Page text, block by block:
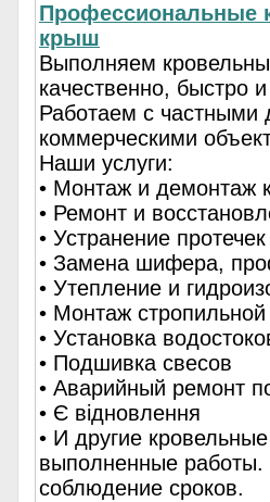
Профессиональные
крыш
Выполняем
качественно, быстро
Работаем с
коммерческими
Наши услуги:
• Монтаж и демонтаж
• Ремонт и
• Устранение протечек
• Замена шифера,
• Утепление и
• Монтаж
• Установка
• Подшивка свесов
• Аварийный ремонт
• Є відновлення
• И другие
выполненные работы.
соблюдение сроков.